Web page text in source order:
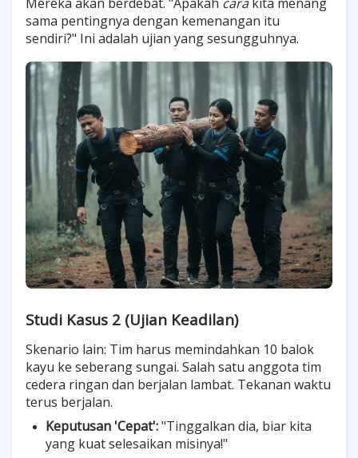
sama pentingnya dengan kemenangan itu
sendiri?" Ini adalah ujian yang sesungguhnya.
Studi Kasus 2 (Ujian Keadilan)
Skenario lain: Tim harus memindahkan 10 balok
kayu ke seberang sungai. Salah satu anggota tim
cedera ringan dan berjalan lambat. Tekanan waktu
terus berjalan.
Keputusan 'Cepat':"Tinggalkan dia, biar kita
yang kuat selesaikan misinya!"